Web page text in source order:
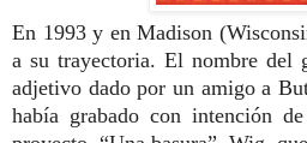
En 1993 y en Madison
a su trayectoria. El nombre del
adjetivo dado por un amigo a
había grabado con intención